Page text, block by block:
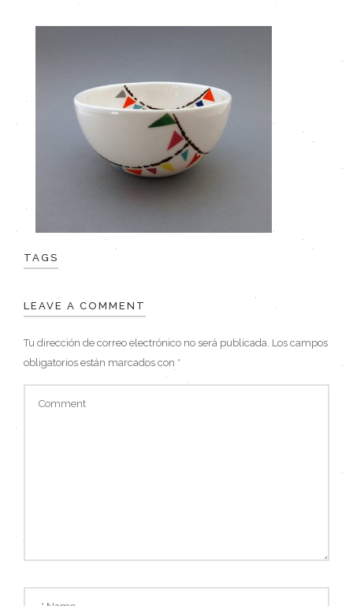
TAGS
LEAVE A COMMENT
Tu dirección de correo electrónico no será publicada. Los campos
obligatorios están marcados con *